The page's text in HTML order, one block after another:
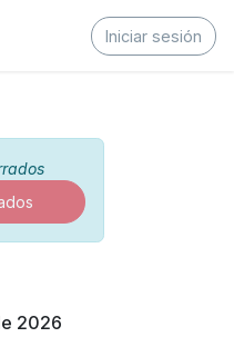
Iniciar sesión
2026